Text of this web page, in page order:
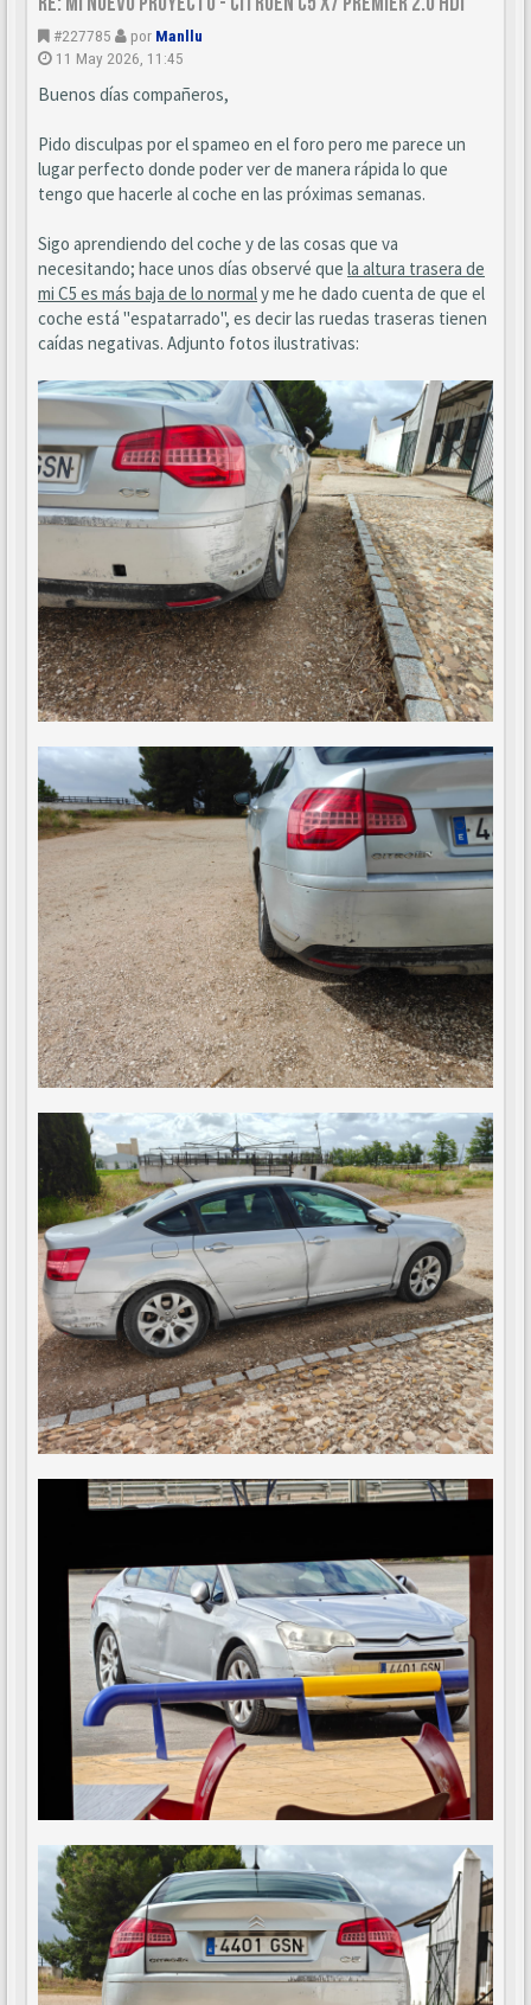
#227785 por Manllu
11 May 2026, 11:45
Buenos días compañeros,
Pido disculpas por el spameo en el foro pero me parece un
lugar perfecto donde poder ver de manera rápida lo que
tengo que hacerle al coche en las próximas semanas.
Sigo aprendiendo del coche y de las cosas que va
necesitando; hace unos días observé que la altura trasera de
mi C5 es más baja de lo normaly me he dado cuenta de que el
coche está "espatarrado", es decir las ruedas traseras tienen
caídas negativas. Adjunto fotos ilustrativas: